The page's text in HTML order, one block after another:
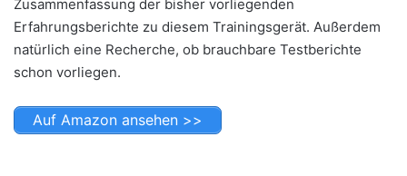
Zusammenfassung der bisher vorliegenden
Erfahrungsberichte zu diesem Trainingsgerät. Außerdem
natürlich eine Recherche, ob brauchbare Testberichte
schon vorliegen.
Auf Amazon ansehen >>